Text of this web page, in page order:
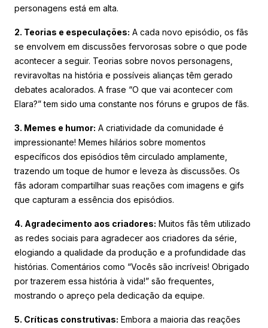
personagens está em alta.
2. Teorias e especulações: A cada novo episódio, os fãs
se envolvem em discussões fervorosas sobre o que pode
acontecer a seguir. Teorias sobre novos personagens,
reviravoltas na história e possíveis alianças têm gerado
debates acalorados. A frase “O que vai acontecer com
Elara?” tem sido uma constante nos fóruns e grupos de fãs.
3. Memes e humor: A criatividade da comunidade é
impressionante! Memes hilários sobre momentos
específicos dos episódios têm circulado amplamente,
trazendo um toque de humor e leveza às discussões. Os
fãs adoram compartilhar suas reações com imagens e gifs
que capturam a essência dos episódios.
4. Agradecimento aos criadores: Muitos fãs têm utilizado
as redes sociais para agradecer aos criadores da série,
elogiando a qualidade da produção e a profundidade das
histórias. Comentários como “Vocês são incríveis! Obrigado
por trazerem essa história à vida!” são frequentes,
mostrando o apreço pela dedicação da equipe.
5. Críticas construtivas: Embora a maioria das reações